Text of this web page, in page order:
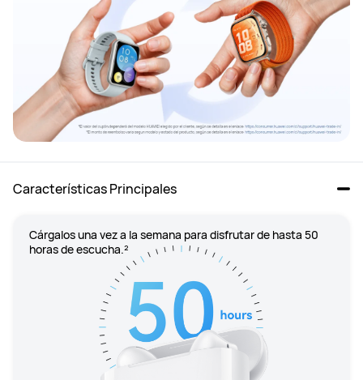
Características Principales
Cárgalos una vez a la semana para disfrutar de hasta 50
horas de escucha.²